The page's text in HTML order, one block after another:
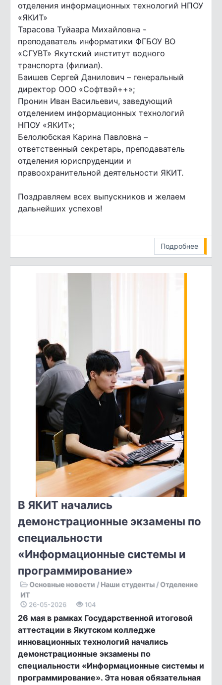
отделения информационных технологий НПОУ
«ЯКИТ»
Тарасова Туйаара Михайловна -
преподаватель информатики ФГБОУ ВО
«СГУВТ» Якутский институт водного
транспорта (филиал).
Баишев Сергей Данилович – генеральный
директор ООО «Софтвэй++»;
Пронин Иван Васильевич, заведующий
отделением информационных технологий
НПОУ «ЯКИТ»;
Белолюбская Карина Павловна –
ответственный секретарь, преподаватель
отделения юриспруденции и
правоохранительной деятельности ЯКИТ.
Поздравляем всех выпускников и желаем
дальнейших успехов!
Подробнее
В ЯКИТ начались
демонстрационные экзамены по
специальности
«Информационные системы и
программирование»
Основные новости / Наши студенты/ Отделение
ИТ
26-05-2026 104
26 мая в рамках Государственной итоговой
аттестации в Якутском колледже
инновационных технологий начались
демонстрационные экзамены по
специальности «Информационные системы и
программирование». Эта новая обязательная